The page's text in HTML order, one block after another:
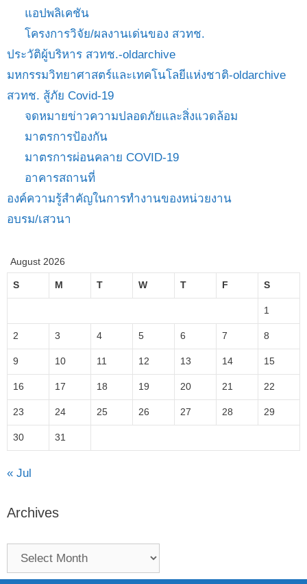
แอปพลิเคชัน
โครงการวิจัย/ผลงานเด่นของ สวทช.
ประวัติผู้บริหาร สวทช.-oldarchive
มหกรรมวิทยาศาสตร์และเทคโนโลยีแห่งชาติ-oldarchive
สวทช. สู้ภัย Covid-19
จดหมายข่าวความปลอดภัยและสิ่งแวดล้อม
มาตรการป้องกัน
มาตรการผ่อนคลาย COVID-19
อาคารสถานที่
องค์ความรู้สำคัญในการทำงานของหน่วยงาน
อบรม/เสวนา
August 2026
S M T W T F S
1
2 3 4 5 6 7 8
9 10 11 12 13 14 15
16 17 18 19 20 21 22
23 24 25 26 27 28 29
30 31
« Jul
Archives